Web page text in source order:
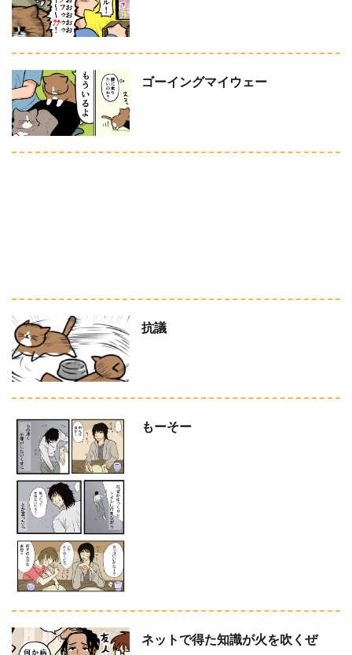
ゴーイングマイウェー
抗議
もーそー
ネットで得た知識が火を吹くぜ